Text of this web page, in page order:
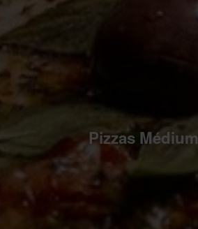
Pizzas Médium